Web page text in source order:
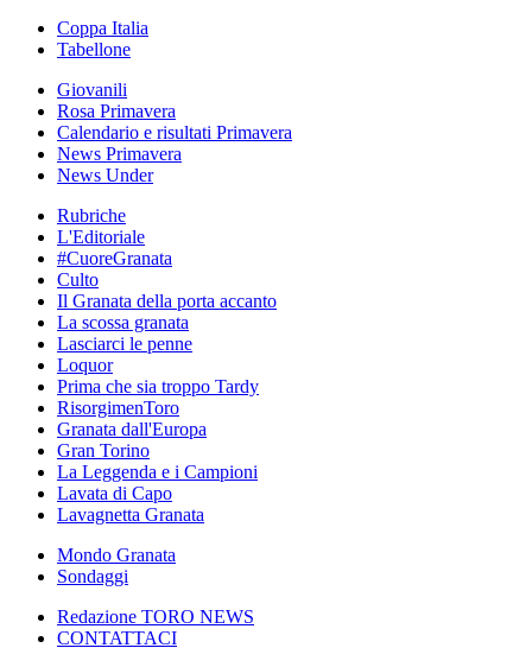
Coppa Italia
Tabellone
Giovanili
Rosa Primavera
Calendario e risultati Primavera
News Primavera
News Under
Rubriche
L'Editoriale
#CuoreGranata
Culto
Il Granata della porta accanto
La scossa granata
Lasciarci le penne
Loquor
Prima che sia troppo Tardy
RisorgimenToro
Granata dall'Europa
Gran Torino
La Leggenda e i Campioni
Lavata di Capo
Lavagnetta Granata
Mondo Granata
Sondaggi
Redazione TORO NEWS
CONTATTACI